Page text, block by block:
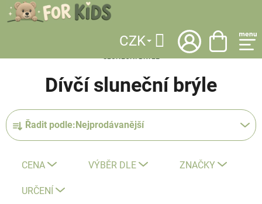
Přejít
na
CZK
Hledat
DOPLŇKY / SLUNEČNÍ OCHRANA
Dívčí sluneční brýle
Ř
a
Řadit podle: Nejprodávanější
CENA VÝBĚR DLE ZNAČKY
URČENÍ